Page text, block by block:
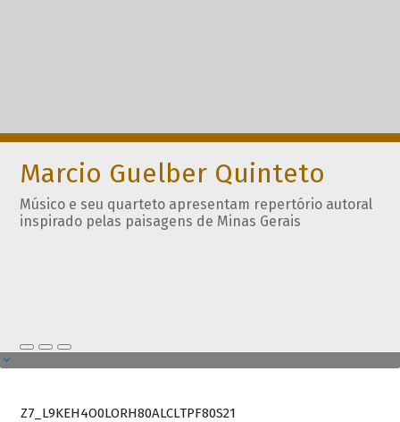
Marcio Guelber Quinteto
Músico e seu quarteto apresentam repertório autoral
inspirado pelas paisagens de Minas Gerais
Z7_L9KEH4O0LORH80ALCLTPF80S21